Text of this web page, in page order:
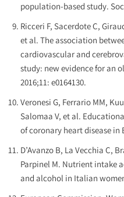
population-based study. Soc
Ricceri F, Sacerdote C,
et al. The association
cardiovascular and
study: new evidence for an
2016;11: e0164130.
Veronesi G, Ferrario MM,
Salomaa V, et al.
of coronary heart disease in
D’Avanzo B, La Vecchia C,
Parpinel M. Nutrient intake
and alcohol in Italian